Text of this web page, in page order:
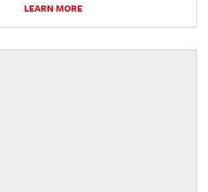
LEARN MORE